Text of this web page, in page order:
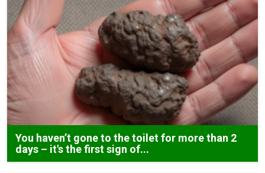
You haven’t gone to the toilet for more than 2
days – it's the first sign of...